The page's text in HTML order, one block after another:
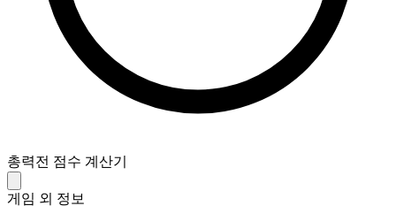
총력전 점수 계산기
게임 외 정보